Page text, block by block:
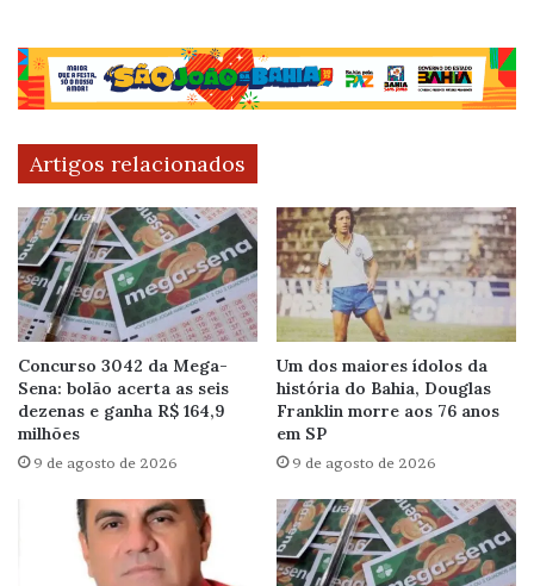
Artigos relacionados
Concurso 3042 da Mega-
Sena: bolão acerta as seis
dezenas e ganha R$ 164,9
milhões
9 de agosto de 2026
Um dos maiores ídolos da
história do Bahia, Douglas
Franklin morre aos 76 anos
em SP
9 de agosto de 2026